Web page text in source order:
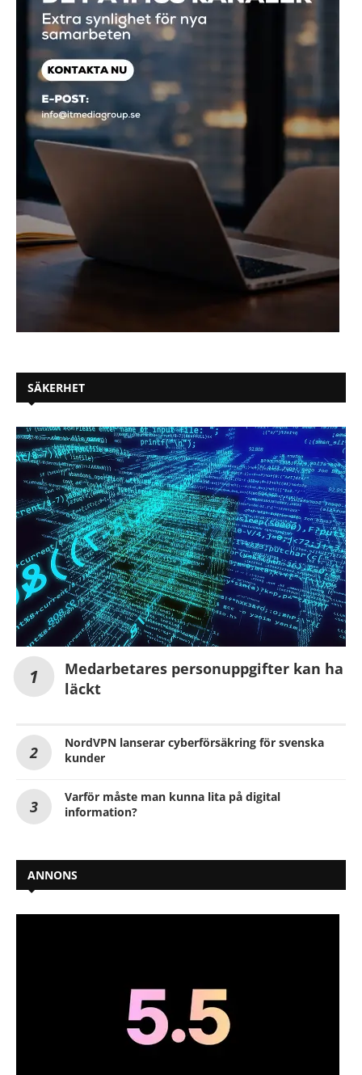
SÄKERHET
Medarbetares personuppgifter kan ha
läckt
NordVPN lanserar cyberförsäkring för svenska
kunder
Varför måste man kunna lita på digital
information?
ANNONS